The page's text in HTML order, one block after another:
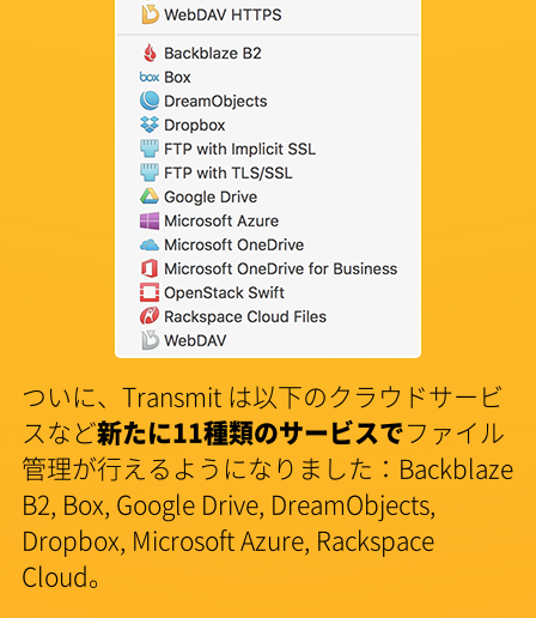
ついに、Transmit は以下のクラウドサービ
スなど新たに11種類のサービスでファイル
管理が行えるようになりました：Backblaze
B2, Box, Google Drive, DreamObjects,
Dropbox, Microsoft Azure, Rackspace
Cloud。